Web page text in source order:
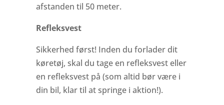
afstanden til 50 meter.
Refleksvest
Sikkerhed først! Inden du forlader dit
køretøj, skal du tage en refleksvest eller
en refleksvest på (som altid bør være i
din bil, klar til at springe i aktion!).